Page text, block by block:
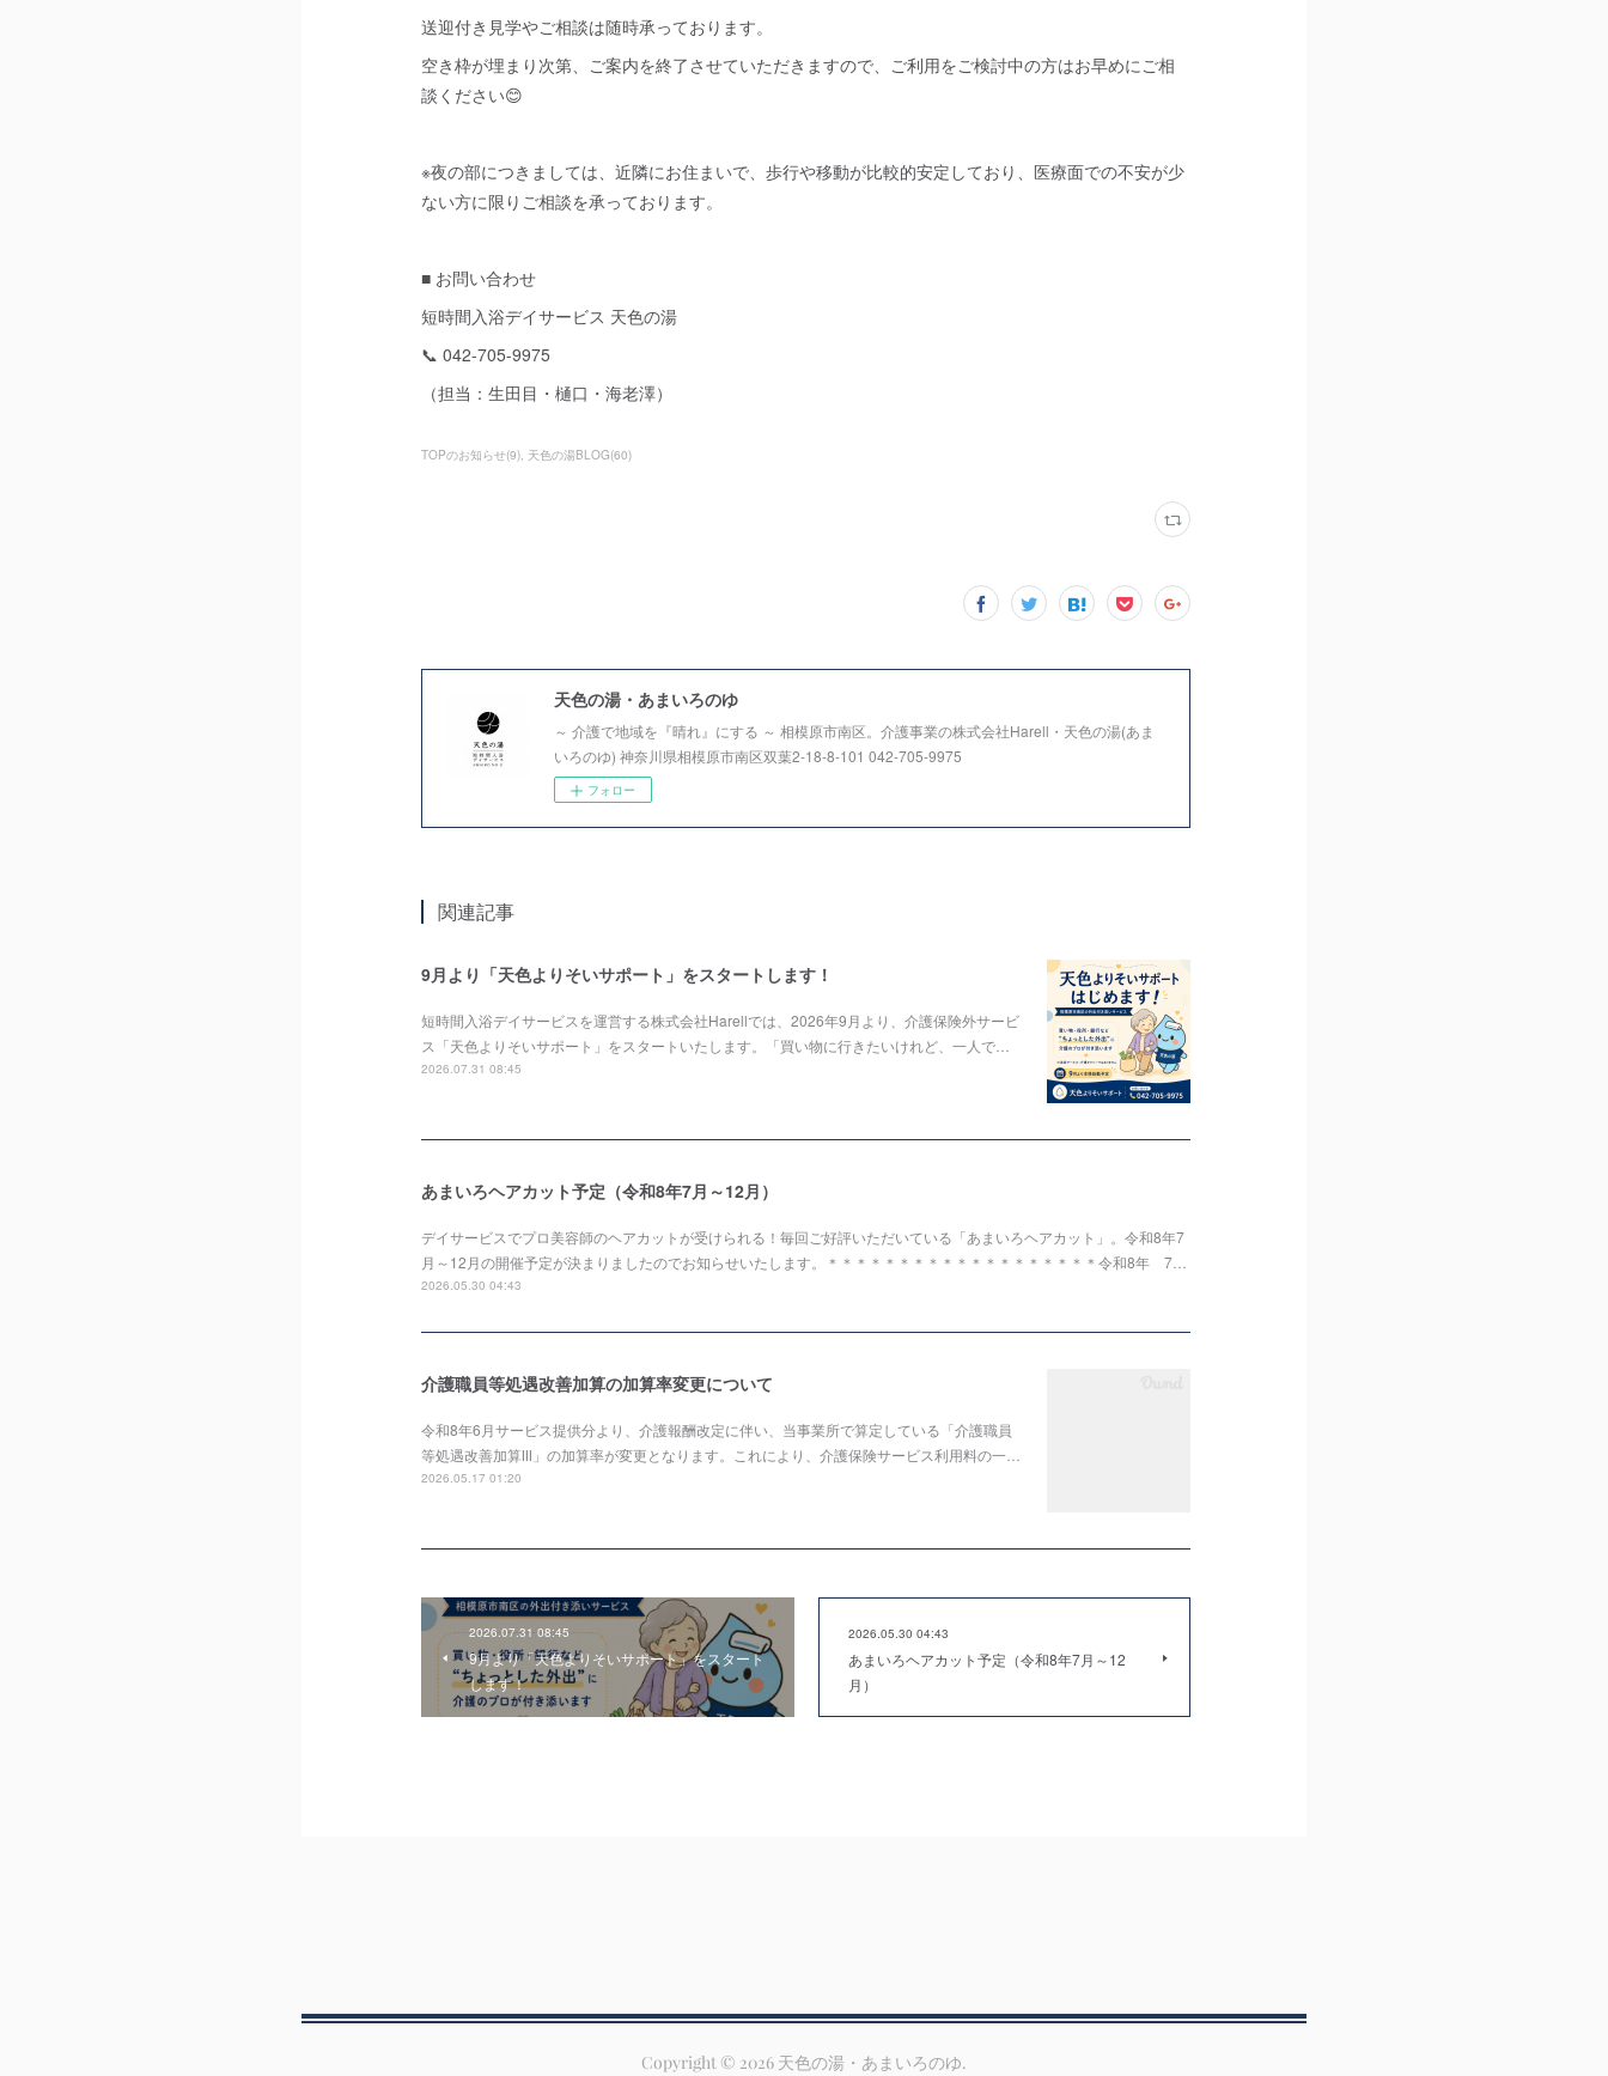
送迎付き見学やご相談は随時承っております。
空き枠が埋まり次第、ご案内を終了させていただきますので、ご利用をご検討中の方はお早めにご相
談ください😊
※夜の部につきましては、近隣にお住まいで、歩行や移動が比較的安定しており、医療面での不安が少
ない方に限りご相談を承っております。
■ お問い合わせ
短時間入浴デイサービス 天色の湯
📞 042-705-9975
（担当：生田目・樋口・海老澤）
TOPのお知らせ(9) 天色の湯BLOG(60)
天色の湯・あまいろのゆ
～ 介護で地域を『晴れ』にする ～ 相模原市南区。介護事業の株式会社Harell・天色の湯(あま
いろのゆ) 神奈川県相模原市南区双葉2-18-8-101 042-705-9975
フォロー
関連記事
9月より「天色よりそいサポート」をスタートします！
短時間入浴デイサービスを運営する株式会社Harellでは、2026年9月より、介護保険外サービ
ス「天色よりそいサポート」をスタートいたします。「買い物に行きたいけれど、一人で…
2026.07.31 08:45
あまいろヘアカット予定（令和8年7月～12月）
デイサービスでプロ美容師のヘアカットが受けられる！毎回ご好評いただいている「あまいろヘアカット」。令和8年7
月～12月の開催予定が決まりましたのでお知らせいたします。＊＊＊＊＊＊＊＊＊＊＊＊＊＊＊＊＊＊＊令和8年 7…
2026.05.30 04:43
介護職員等処遇改善加算の加算率変更について
令和8年6月サービス提供分より、介護報酬改定に伴い、当事業所で算定している「介護職員
等処遇改善加算Ⅲ」の加算率が変更となります。これにより、介護保険サービス利用料の一…
2026.05.17 01:20
2026.07.31 08:45
9月より「天色よりそいサポート」をスタート
します！
2026.05.30 04:43
あまいろヘアカット予定（令和8年7月～12
月）
Copyright © 2026 天色の湯・あまいろのゆ.